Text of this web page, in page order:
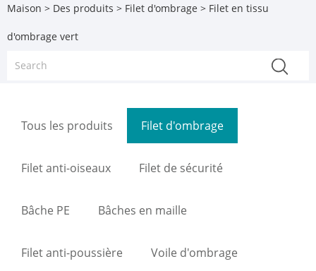
Maison > Des produits > Filet d'ombrage > Filet en tissu
d'ombrage vert
Tous les produits Filet d'ombrage
Filet anti-oiseaux Filet de sécurité
Bâche PE Bâches en maille
Filet anti-poussière Voile d'ombrage